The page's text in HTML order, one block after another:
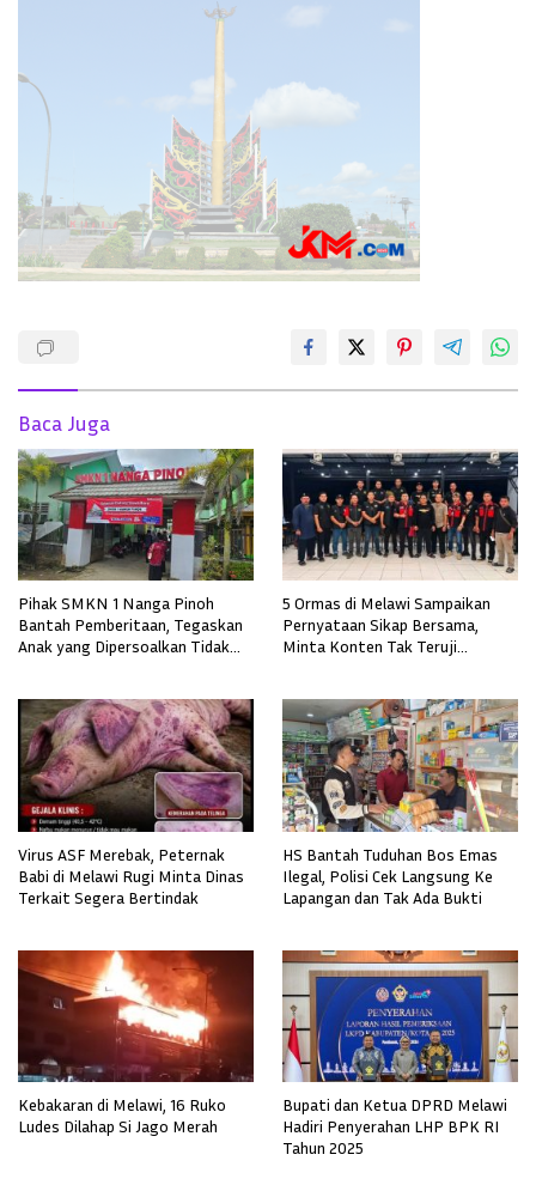
Baca Juga
Pihak SMKN 1 Nanga Pinoh
Bantah Pemberitaan, Tegaskan
Anak yang Dipersoalkan Tidak
5 Ormas di Melawi Sampaikan
Pernyataan Sikap Bersama,
Minta Konten Tak Teruji
Virus ASF Merebak, Peternak
Babi di Melawi Rugi Minta Dinas
Terkait Segera Bertindak
HS Bantah Tuduhan Bos Emas
Ilegal, Polisi Cek Langsung Ke
Lapangan dan Tak Ada Bukti
Kebakaran di Melawi, 16 Ruko
Ludes Dilahap Si Jago Merah
Bupati dan Ketua DPRD Melawi
Hadiri Penyerahan LHP BPK RI
Tahun 2025